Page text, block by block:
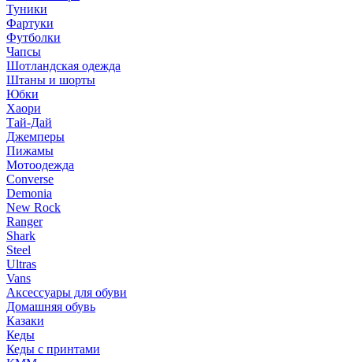
Туники
Фартуки
Футболки
Чапсы
Шотландская одежда
Штаны и шорты
Юбки
Хаори
Тай-Дай
Джемперы
Пижамы
Мотоодежда
Converse
Demonia
New Rock
Ranger
Shark
Steel
Ultras
Vans
Аксессуары для обуви
Домашняя обувь
Казаки
Кеды
Кеды с принтами